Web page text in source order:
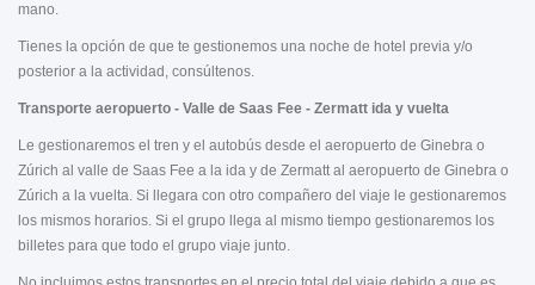
mano.
Tienes la opción de que te gestionemos una noche de hotel previa y/o
posterior a la actividad, consúltenos.
Transporte aeropuerto - Valle de Saas Fee - Zermatt ida y vuelta
Le gestionaremos el tren y el autobús desde el aeropuerto de Ginebra o
Zúrich al valle de Saas Fee a la ida y de Zermatt al aeropuerto de Ginebra o
Zúrich a la vuelta. Si llegara con otro compañero del viaje le gestionaremos
los mismos horarios. Si el grupo llega al mismo tiempo gestionaremos los
billetes para que todo el grupo viaje junto.